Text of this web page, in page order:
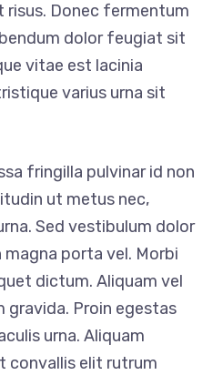
risus. Donec fermentum
dolor feugiat sit
vitae est lacinia
varius urna sit
fringilla pulvinar id non
ut metus nec,
Sed vestibulum dolor
magna porta vel. Morbi
dictum. Aliquam vel
gravida. Proin egestas
urna. Aliquam
convallis elit rutrum